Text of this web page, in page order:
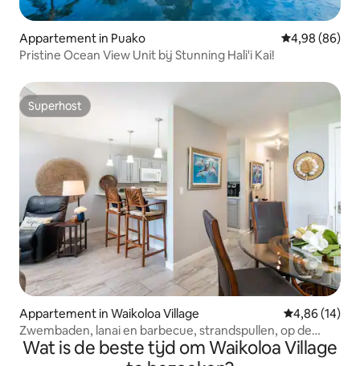
Appartement in Puako Gemiddelde
4,98 (86)
Pristine Ocean View Unit bij Stunning Hali'i Kai!
Superhost
Superhost
Appartement in Waikoloa Village Gemiddelde
4,86 (14)
Zwembaden, lanai en barbecue, strandspullen, op de
golfbaan
Wat is de beste tijd om Waikoloa Village